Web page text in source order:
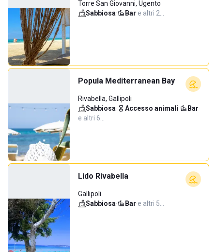
Torre San Giovanni, Ugento
Sabbiosa· Bar·e altri 2…
Popula Mediterranean Bay
Rivabella, Gallipoli
Sabbiosa· Accesso animali· Bar·
e altri 6…
Lido Rivabella
Gallipoli
Sabbiosa· Bar·e altri 5…